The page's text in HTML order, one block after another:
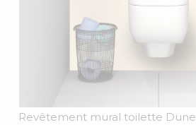
Revêtement mural toilette Dune